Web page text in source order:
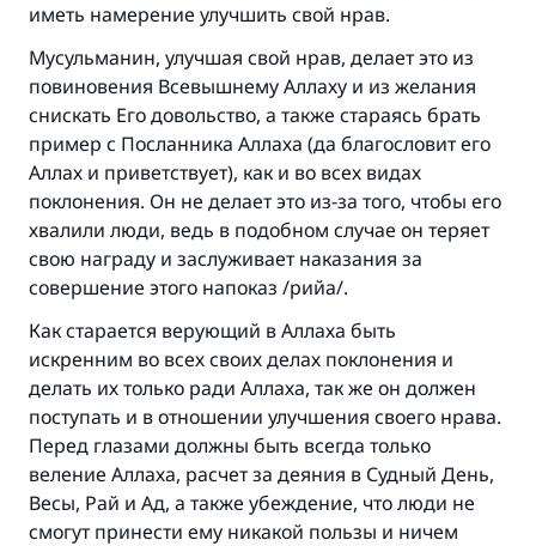
иметь намерение улучшить свой нрав.
Мусульманин, улучшая свой нрав, делает это из
повиновения Всевышнему Аллаху и из желания
снискать Его довольство, а также стараясь брать
пример с Посланника Аллаха (да благословит его
Аллах и приветствует), как и во всех видах
поклонения. Он не делает это из-за того, чтобы его
хвалили люди, ведь в подобном случае он теряет
свою награду и заслуживает наказания за
совершение этого напоказ /рийа/.
Как старается верующий в Аллаха быть
искренним во всех своих делах поклонения и
делать их только ради Аллаха, так же он должен
поступать и в отношении улучшения своего нрава.
Перед глазами должны быть всегда только
веление Аллаха, расчет за деяния в Судный День,
Весы, Рай и Ад, а также убеждение, что люди не
смогут принести ему никакой пользы и ничем